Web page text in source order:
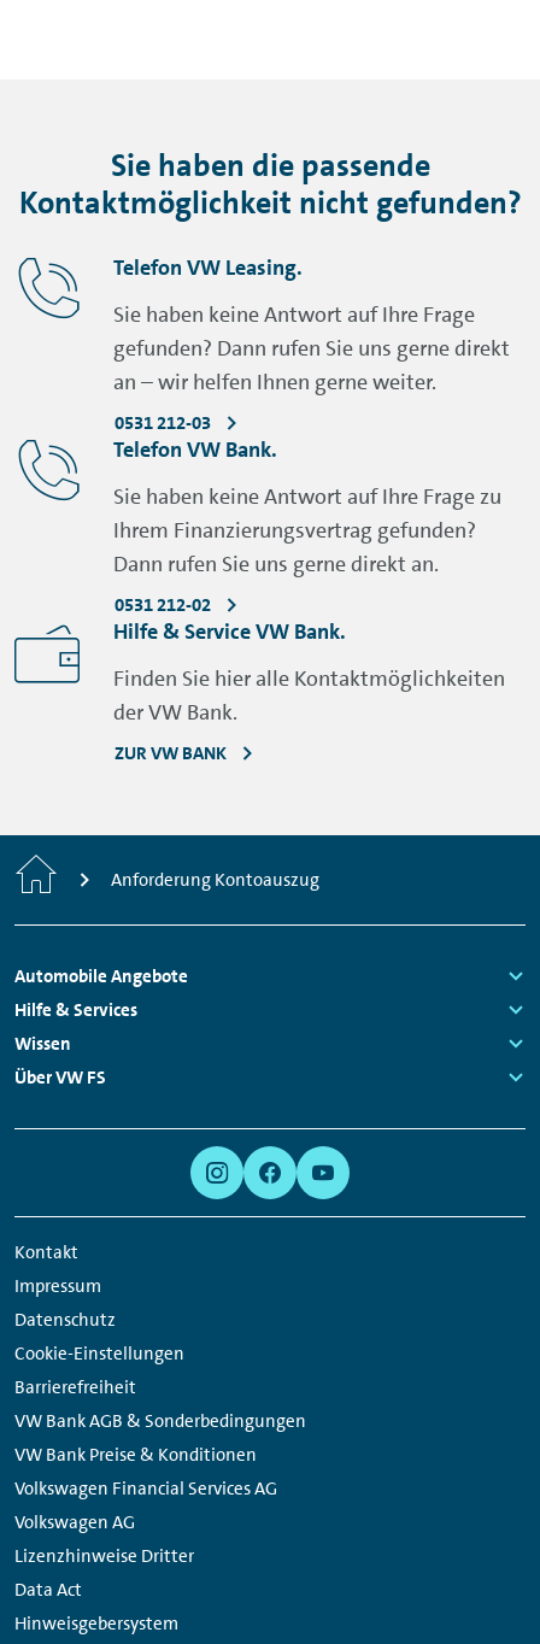
Sie haben die passende
Kontaktmöglichkeit nicht gefunden?
Telefon VW Leasing.
Sie haben keine Antwort auf Ihre Frage
gefunden? Dann rufen Sie uns gerne direkt
an – wir helfen Ihnen gerne weiter.
0531 212-03
Telefon VW Bank.
Sie haben keine Antwort auf Ihre Frage zu
Ihrem Finanzierungsvertrag gefunden?
Dann rufen Sie uns gerne direkt an.
0531 212-02
Hilfe & Service VW Bank.
Finden Sie hier alle Kontaktmöglichkeiten
der VW Bank.
ZUR VW BANK
StartseiteAnforderung Kontoauszug
Fußzeilen
Navigation
Automobile Angebote
Links:
Hilfe & Services
Links:
Wissen
Links:
Über VW FS
Kontakt
Impressum
Datenschutz
Cookie-Einstellungen
Barrierefreiheit
VW Bank AGB & Sonderbedingungen
VW Bank Preise & Konditionen
Volkswagen Financial Services AG
Volkswagen AG
Lizenzhinweise Dritter
Data Act
Hinweisgebersystem
Links